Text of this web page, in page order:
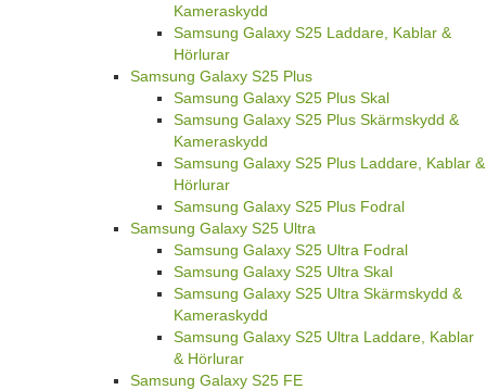
Kameraskydd
Samsung Galaxy S25 Laddare, Kablar &
Hörlurar
Samsung Galaxy S25 Plus
Samsung Galaxy S25 Plus Skal
Samsung Galaxy S25 Plus Skärmskydd &
Kameraskydd
Samsung Galaxy S25 Plus Laddare, Kablar &
Hörlurar
Samsung Galaxy S25 Plus Fodral
Samsung Galaxy S25 Ultra
Samsung Galaxy S25 Ultra Fodral
Samsung Galaxy S25 Ultra Skal
Samsung Galaxy S25 Ultra Skärmskydd &
Kameraskydd
Samsung Galaxy S25 Ultra Laddare, Kablar
& Hörlurar
Samsung Galaxy S25 FE